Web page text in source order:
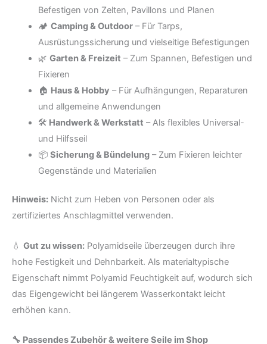
Befestigen von Zelten, Pavillons und Planen
🏕️ Camping & Outdoor– Für Tarps,
Ausrüstungssicherung und vielseitige Befestigungen
🌿 Garten & Freizeit – Zum Spannen, Befestigen und
Fixieren
🏠 Haus & Hobby – Für Aufhängungen, Reparaturen
und allgemeine Anwendungen
🛠️ Handwerk & Werkstatt – Als flexibles Universal-
und Hilfsseil
📦 Sicherung & Bündelung– Zum Fixieren leichter
Gegenstände und Materialien
Hinweis: Nicht zum Heben von Personen oder als
zertifiziertes Anschlagmittel verwenden.
💧 Gut zu wissen: Polyamidseile überzeugen durch ihre
hohe Festigkeit und Dehnbarkeit. Als materialtypische
Eigenschaft nimmt Polyamid Feuchtigkeit auf, wodurch sich
das Eigengewicht bei längerem Wasserkontakt leicht
erhöhen kann.
🔧 Passendes Zubehör & weitere Seile im Shop